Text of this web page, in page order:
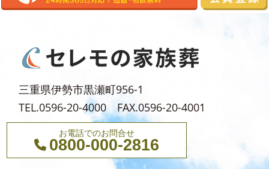
2024年6月
2024年4月
2024年1月
2023年12月
三重県伊勢市黒瀬町956-1
TEL.0596-20-4000 FAX.0596-20-4001
お電話でのお問合せ
0800-000-2816